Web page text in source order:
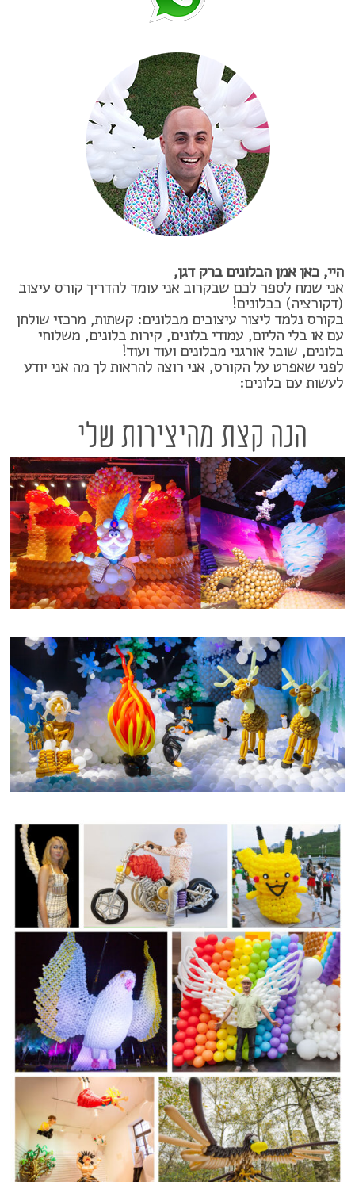
היי, כאן אמן הבלונים ברק דגן,
אני שמח לספר לכם שבקרוב אני עומד להדריך קורס עיצוב
(דקורציה) בבלונים!
בקורס נלמד ליצור עיצובים מבלונים: קשתות, מרכזי שולחן
עם או בלי הליום, עמודי בלונים, קירות בלונים, משלוחי
בלונים, שובל אורגני מבלונים ועוד ועוד!
לפני שאפרט על הקורס, אני רוצה להראות לך מה אני יודע
לעשות עם בלונים:
הנה קצת מהיצירות שלי